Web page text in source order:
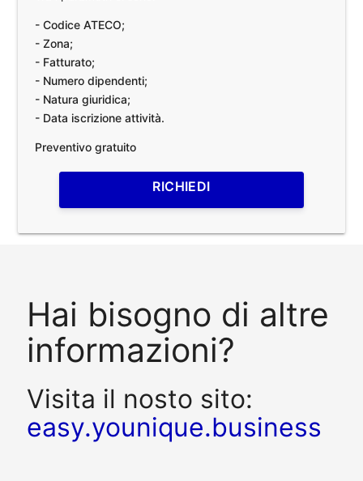
- Codice ATECO;
- Zona;
- Fatturato;
- Numero dipendenti;
- Natura giuridica;
- Data iscrizione attività.
Preventivo gratuito
RICHIEDI
Hai bisogno di altre
informazioni?
Visita il nosto sito:
easy.younique.business